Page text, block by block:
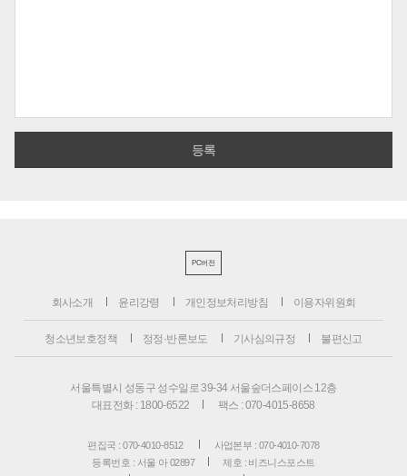
PC버전
회사소개 윤리강령 개인정보처리방침 이용자위원회
청소년보호정책 정정·반론보도 기사심의규정 불편신고
서울특별시 성동구 성수일로 39-34 서울숲더스페이스 12층
대표전화 : 1800-6522
팩스 : 070-4015-8658
편집국 : 070-4010-8512
사업본부 : 070-4010-7078
등록번호 : 서울 아 02897
제호 : 비즈니스포스트